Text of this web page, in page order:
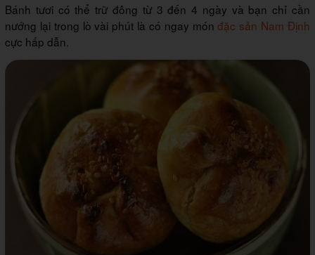
Bánh tươi có thể trữ đông từ 3 đến 4 ngày và bạn chỉ cần
nướng lại trong lò vài phút là có ngay mónđặc sản Nam Định
cực hấp dẫn.